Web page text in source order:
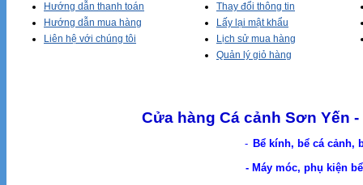
Hướng dẫn thanh toán
Hướng dẫn mua hàng
Liên hệ với chúng tôi
Thay đổi thông tin
Lấy lại mật khẩu
Lịch sử mua hàng
Quản lý giỏ hàng
Cửa hàng Cá cảnh Sơn Yến
- Bể kính, bể cá cảnh,
- Máy móc, phụ kiện